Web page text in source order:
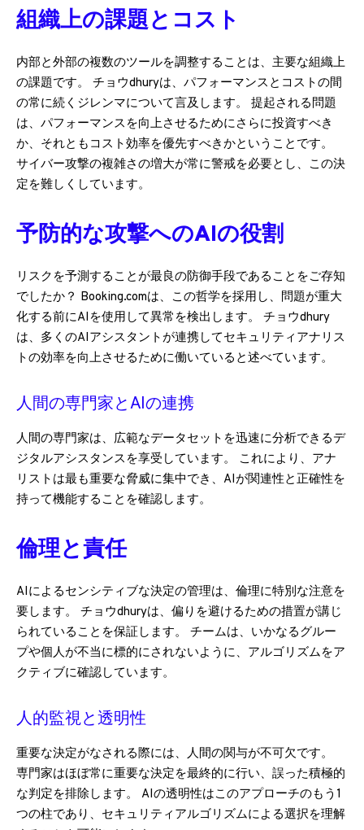
組織上の課題とコスト
内部と外部の複数のツールを調整することは、主要な組織上
の課題です。 チョウdhuryは、パフォーマンスとコストの間
の常に続くジレンマについて言及します。 提起される問題
は、パフォーマンスを向上させるためにさらに投資すべき
か、それともコスト効率を優先すべきかということです。
サイバー攻撃の複雑さの増大が常に警戒を必要とし、この決
定を難しくしています。
予防的な攻撃へのAIの役割
リスクを予測することが最良の防御手段であることをご存知
でしたか？ Booking.comは、この哲学を採用し、問題が重大
化する前にAIを使用して異常を検出します。 チョウdhury
は、多くのAIアシスタントが連携してセキュリティアナリス
トの効率を向上させるために働いていると述べています。
人間の専門家とAIの連携
人間の専門家は、広範なデータセットを迅速に分析できるデ
ジタルアシスタンスを享受しています。 これにより、アナ
リストは最も重要な脅威に集中でき、AIが関連性と正確性を
持って機能することを確認します。
倫理と責任
AIによるセンシティブな決定の管理は、倫理に特別な注意を
要します。 チョウdhuryは、偏りを避けるための措置が講じ
られていることを保証します。 チームは、いかなるグルー
プや個人が不当に標的にされないように、アルゴリズムをア
クティブに確認しています。
人的監視と透明性
重要な決定がなされる際には、人間の関与が不可欠です。
専門家はほぼ常に重要な決定を最終的に行い、誤った積極的
な判定を排除します。 AIの透明性はこのアプローチのもう1
つの柱であり、セキュリティアルゴリズムによる選択を理解